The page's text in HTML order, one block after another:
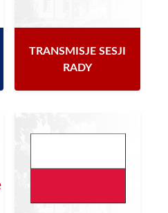
TRANSMISJE SESJI
RADY